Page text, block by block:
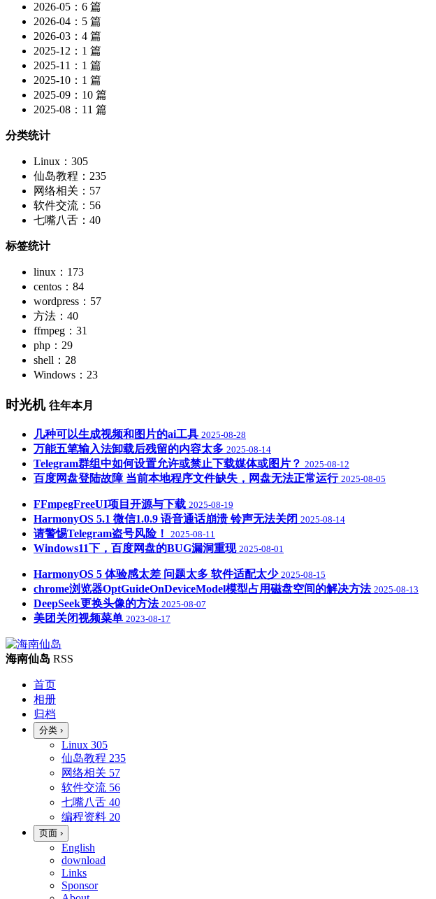
2026-05：6 篇
2026-04：5 篇
2026-03：4 篇
2025-12：1 篇
2025-11：1 篇
2025-10：1 篇
2025-09：10 篇
2025-08：11 篇
分类统计
Linux：305
仙岛教程：235
网络相关：57
软件交流：56
七嘴八舌：40
标签统计
linux：173
centos：84
wordpress：57
方法：40
ffmpeg：31
php：29
shell：28
Windows：23
时光机 往年本月
几种可以生成视频和图片的ai工具 2025-08-28
万能五笔输入法卸载后残留的内容太多 2025-08-14
Telegram群组中如何设置允许或禁止下载媒体或图片？ 2025-08-12
百度网盘登陆故障 当前本地程序文件缺失，网盘无法正常运行 2025-08-05
FFmpegFreeUI项目开源与下载 2025-08-19
HarmonyOS 5.1 微信1.0.9 语音通话崩溃 铃声无法关闭 2025-08-14
请警惕Telegram盗号风险！ 2025-08-11
Windows11下，百度网盘的BUG漏洞重现 2025-08-01
HarmonyOS 5 体验感太差 问题太多 软件适配太少 2025-08-15
chrome浏览器OptGuideOnDeviceModel模型占用磁盘空间的解决方法 2025-08-13
DeepSeek更换头像的方法 2025-08-07
美团关闭视频菜单 2023-08-17
海南仙岛 RSS
首页
相册
归档
分类 ›
Linux 305
仙岛教程 235
网络相关 57
软件交流 56
七嘴八舌 40
编程资料 20
页面 ›
English
download
Links
Sponsor